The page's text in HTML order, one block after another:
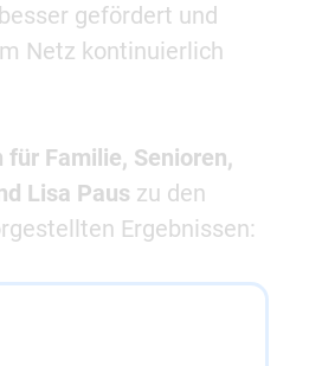
gefördert und
Netz kontinuierlich
Familie, Senioren,
Lisa Paus zu den
Ergebnissen: